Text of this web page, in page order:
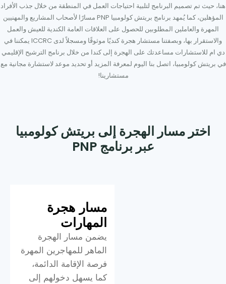
هنا، حيث تم تصميم البرنامج لتلبية احتياجات العمل في المنطقة من خلال جذب الأفراد
المؤهلين، كما يُمهد برنامج بريتش كولومبيا PNP مسارًا لأصحاب المشاريع والمهنيين
المهرة والعاملين المطلوبين للحصول على العلاقات العامة الكندية للعيش والعمل
والاستقرار بها، وبصفتنا مستشار هجرة كنديًا موثوقًا ومسجلاً لدى ICCRC يمكننا في
دي ام للاستشارات مساعدتك على الهجرة إلى كندا من خلال برنامج الترشيح الإقليمي
في بريتش كولومبيا، اتصل بنا اليوم لمعرفة المزيد أو تحديد موعد لاستشارة مجانية مع
مستشارينا!
اختر مسار الهجرة إلى بريتش كولومبيا
عبر برنامج PNP
مسار هجرة
المهارات
يضمن مسار الهجرة
الماهر للمهاجرين المهرة
فرصة الإقامة الدائمة،
كما يسهل دخولهم إلى